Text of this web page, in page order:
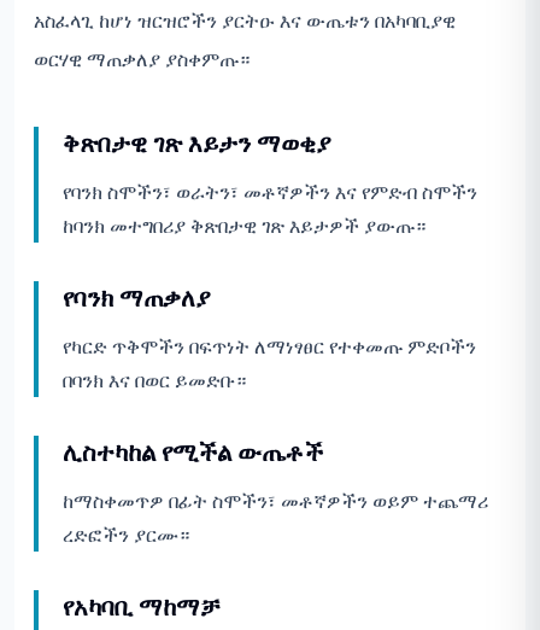
አስፈላጊ ከሆነ ዝርዝሮችን ያርትዑ እና ውጤቱን በአካባቢያዊ
ወርሃዊ ማጠቃለያ ያስቀምጡ።
ቅጽበታዊ ገጽ እይታን ማወቂያ
የባንክ ስሞችን፣ ወራትን፣ መቶኛዎችን እና የምድብ ስሞችን
ከባንክ መተግበሪያ ቅጽበታዊ ገጽ እይታዎች ያውጡ።
የባንክ ማጠቃለያ
የካርድ ጥቅሞችን በፍጥነት ለማነፃፀር የተቀመጡ ምድቦችን
በባንክ እና በወር ይመድቡ።
ሊስተካከል የሚችል ውጤቶች
ከማስቀመጥዎ በፊት ስሞችን፣ መቶኛዎችን ወይም ተጨማሪ
ረድፎችን ያርሙ።
የአካባቢ ማከማቻ